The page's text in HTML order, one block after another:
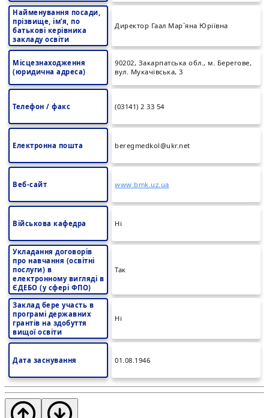
Найменування посади,
прізвище, ім’я, по
батькові керівника
закладу освіти
Директор Гаал Мар`яна Юріївна
Місцезнаходження
(юридична адреса)
90202, Закарпатська обл., м. Берегове,
вул. Мукачівська, 3
Телефон / факс (03141) 2 33 54
Електронна пошта beregmedkol@ukr.net
Веб-сайт www.bmk.uz.ua
Військова кафедра Ні
Укладання договорів
про навчання (освітні
послуги) в
електронному вигляді в
ЄДЕБО (у сфері ФПО)
Так
Заклад бере участь в
програмі державних
грантів на здобуття
вищої освіти
Ні
Дата заснування 01.08.1946